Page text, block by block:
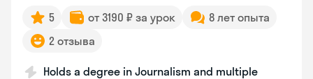
5 от 3190 ₽ за урок
8 лет опыта
2 отзыва
Holds a degree in Journalism and multiple